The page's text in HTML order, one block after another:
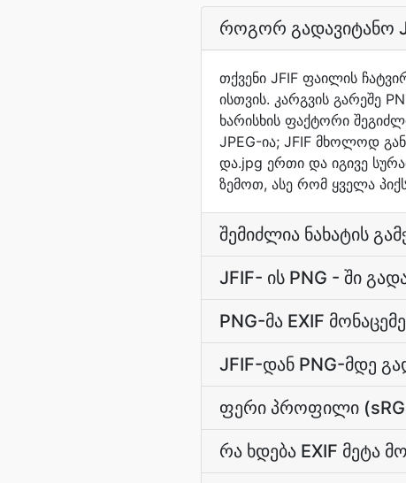
როგორ გადავიტანო
თქვენი JFIF ფაილის
ისთვის. კარგვის გარეშე
ხარისხის ფაქტორი
JPEG-ია; JFIF მხოლოდ
და.jpg ერთი და იგივე
ზემოთ, ასე რომ ყველა
შემიძლია ნახატის
JFIF- ის PNG - ში
PNG-მა EXIF
JFIF-დან PNG-მდე
ფერი პროფილი
რა ხდება EXIF მეტა